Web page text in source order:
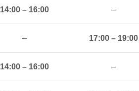
14:00 – 16:00 –
– 17:00 – 19:00
14:00 – 16:00 –